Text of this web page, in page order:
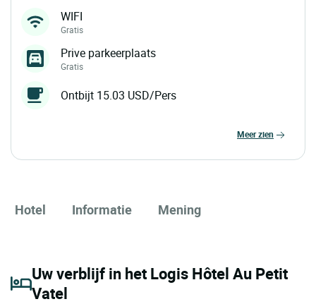
WIFI
Gratis
Prive parkeerplaats
Gratis
Ontbijt 15.03 USD/Pers
meer zien
Hotel Informatie Mening
Uw verblijf in het Logis Hôtel Au Petit
Vatel